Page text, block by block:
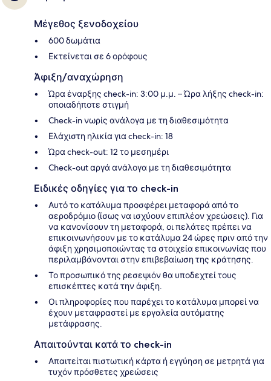
Μέγεθος ξενοδοχείου
600 δωμάτια
Εκτείνεται σε 6 ορόφους
Άφιξη/αναχώρηση
Ώρα έναρξης check-in: 3:00 μ.μ. – Ώρα λήξης check-in:
οποιαδήποτε στιγμή
Check-in νωρίς ανάλογα με τη διαθεσιμότητα
Ελάχιστη ηλικία για check-in: 18
Ώρα check-out: 12 το μεσημέρι
Check-out αργά ανάλογα με τη διαθεσιμότητα
Ειδικές οδηγίες για το check-in
Αυτό το κατάλυμα προσφέρει μεταφορά από το
αεροδρόμιο (ίσως να ισχύουν επιπλέον χρεώσεις). Για
να κανονίσουν τη μεταφορά, οι πελάτες πρέπει να
επικοινωνήσουν με το κατάλυμα 24 ώρες πριν από την
άφιξη χρησιμοποιώντας τα στοιχεία επικοινωνίας που
περιλαμβάνονται στην επιβεβαίωση της κράτησης.
Το προσωπικό της ρεσεψιόν θα υποδεχτεί τους
επισκέπτες κατά την άφιξη.
Οι πληροφορίες που παρέχει το κατάλυμα μπορεί να
έχουν μεταφραστεί με εργαλεία αυτόματης
μετάφρασης.
Απαιτούνται κατά το check-in
Απαιτείται πιστωτική κάρτα ή εγγύηση σε μετρητά για
τυχόν πρόσθετες χρεώσεις